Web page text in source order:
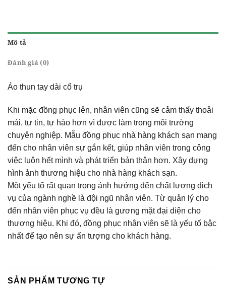
Mô tả
Đánh giá (0)
Áo thun tay dài cổ trụ
Khi mặc đồng phục lên, nhân viên cũng sẽ cảm thấy thoải
mái, tự tin, tự hào hơn vì được làm trong môi trường
chuyên nghiệp. Mẫu đồng phục nhà hàng khách sạn mang
đến cho nhân viên sự gắn kết, giúp nhân viên trong công
việc luôn hết mình và phát triển bản thân hơn. Xây dựng
hình ảnh thương hiệu cho nhà hàng khách sạn.
Một yếu tố rất quan trọng ảnh hưởng đến chất lượng dịch
vụ của ngành nghề là đội ngũ nhân viên. Từ quản lý cho
đến nhân viên phục vụ đều là gương mặt đại diện cho
thương hiệu. Khi đó, đồng phục nhân viên sẽ là yếu tố bậc
nhất để tạo nên sự ấn tượng cho khách hàng.
SẢN PHẨM TƯƠNG TỰ